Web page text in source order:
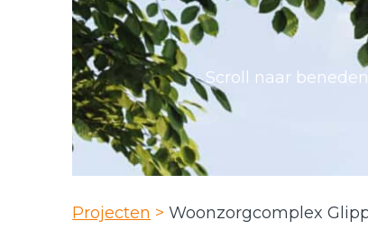
Scroll naar beneden
Projecten > Woonzorgcomplex